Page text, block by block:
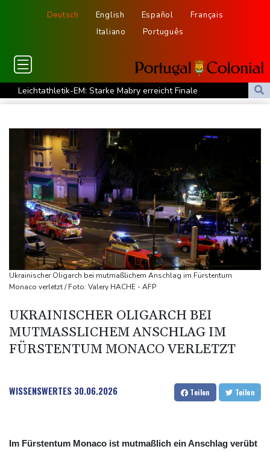
Deutsch English Español
Français
Italiano
Português
Leichtathletik-EM: Starke Mabry erreicht Finale
Sommerreise von Verkehrsminister Bilger startet mit ICE-Panne
Vermögen erleichtern
Drohnenabwehr an Flughäfen: Ministerpräsident Günther für
Einsatz der Bundeswehr
30-Jähriger nach Streit an Bahnhof Zoo erschossen: Täter in
Berlin flüchtig
Sonnenfinsternis: Forscher untersuchen Auswirkungen auf
Navigation und Funksysteme
Wegen Patientenmorden verurteilter Krankenpfleger: Rund 120
weitere Verdachtsfälle
"Vertrauen gebrochen": UEFA und Co. legen gegen Infantino
nach
Rückreisewelle nimmt Fahrt auf: ADAC rechnet erneut mit Staus
an Wochenende
Ukrainischer Oligarch bei mutmaßlichem Anschlag im Fürstentum
Monaco verletzt / Foto: Valery HACHE - AFP
UKRAINISCHER OLIGARCH BEI
MUTMASSLICHEM ANSCHLAG IM F
ÜRSTENTUM MONACO VERLETZT
WISSENSWERTES 30.06.2026 Teilen Teilen
Im Fürstentum Monaco ist mutmaßlich ein Anschlag verübt